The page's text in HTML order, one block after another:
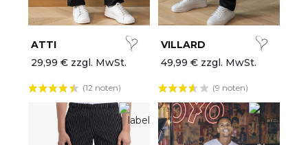
ATTI
29,99 € zzgl. MwSt.
(12 noten)
VILLARD
49,99 € zzgl. MwSt.
(9 noten)